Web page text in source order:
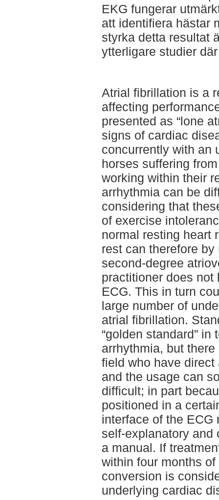
EKG fungerar
att identifiera hästar
styrka detta resultat
ytterligare studier
Atrial fibrillation is a
affecting
presented as “lone
signs of cardiac
concurrently with an
horses suffering
working within their
arrhythmia can be
considering that
of exercise
normal resting heart
rest can therefore
second-degree
practitioner does
ECG. This in turn
large number of
atrial fibrillation.
“golden standard”
arrhythmia, but
field who have
and the usage can
difficult; in part
positioned in a
interface of the
self-explanatory and
a manual. If
within four months
conversion is
underlying cardiac